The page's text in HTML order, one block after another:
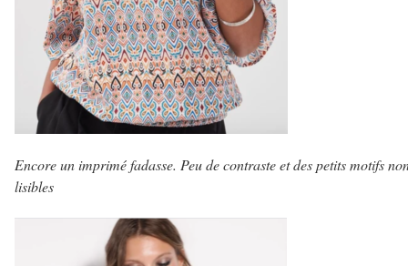
Encore un imprimé fadasse. Peu de contraste et des petits motifs
lisibles